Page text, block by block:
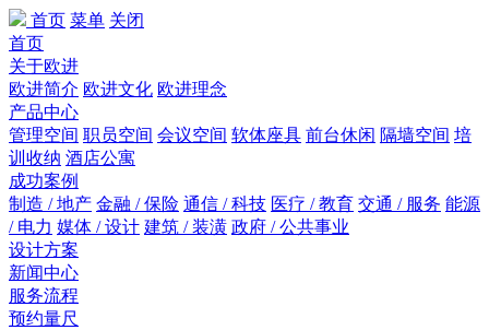
首页 菜单 关闭
首页
关于欧进
欧进简介 欧进文化 欧进理念
产品中心
管理空间 职员空间 会议空间 软体座具 前台休闲 隔墙空间 培
训收纳 酒店公寓
成功案例
制造 / 地产 金融 / 保险 通信 / 科技 医疗 / 教育 交通 / 服务 能源
/ 电力 媒体 / 设计 建筑 / 装潢 政府 / 公共事业
设计方案
新闻中心
服务流程
预约量尺